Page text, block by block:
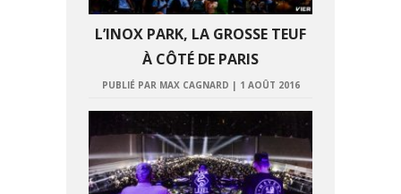
L’INOX PARK, LA GROSSE TEUF
À CÔTÉ DE PARIS
PUBLIÉ PAR MAX CAGNARD | 1 AOÛT 2016